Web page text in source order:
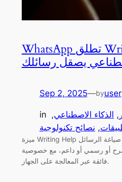
WhatsApp تطلق Writing Help:
يصقل رسائلك
Sep 2, 2025—byuser
in , الذكاء الاصطناعي,
, نصائح تكنولوجية
ميزة Writing Help في واتساب تتيح إعادة صياغة الرسائل
أو رسمي أو داعم، مع خصوصية
فائقة عبر المعالجة على الجهاز.